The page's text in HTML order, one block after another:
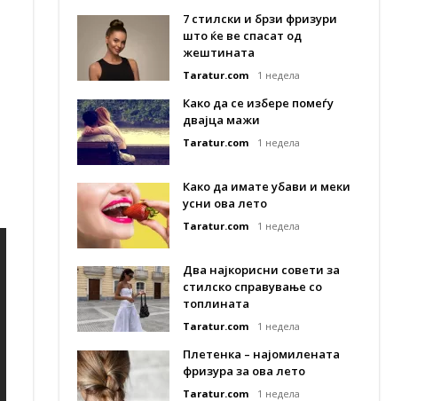
7 стилски и брзи фризури
што ќе ве спасат од
жештината
Taratur.com 1 недела
Како да се избере помеѓу
двајца мажи
Taratur.com 1 недела
Како да имате убави и меки
усни ова лето
Taratur.com 1 недела
Два најкорисни совети за
стилско справување со
топлината
Taratur.com 1 недела
Плетенка – најомилената
фризура за ова лето
Taratur.com 1 недела